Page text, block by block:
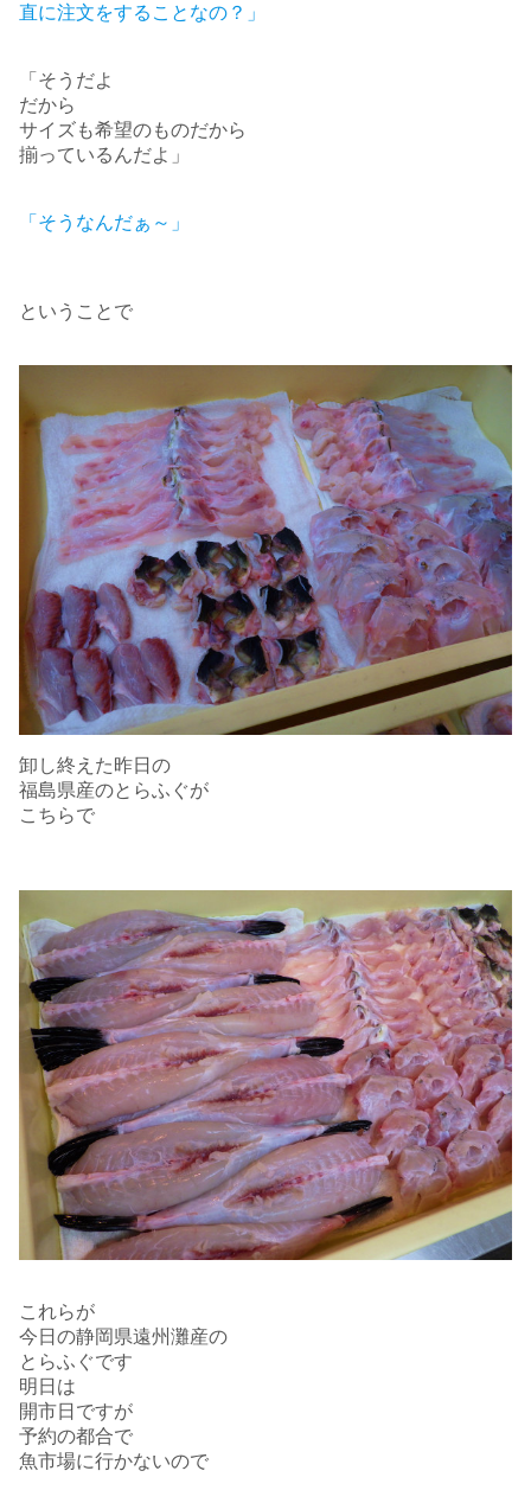
直に注文をすることなの？」
「そうだよ
だから
サイズも希望のものだから
揃っているんだよ」
「そうなんだぁ～」
ということで
卸し終えた昨日の
福島県産のとらふぐが
こちらで
これらが
今日の静岡県遠州灘産の
とらふぐです
明日は
開市日ですが
予約の都合で
魚市場に行かないので